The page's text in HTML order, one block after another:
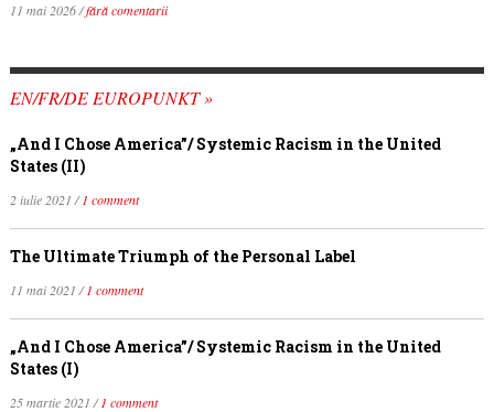
11 mai 2026 /fără comentarii
EN/FR/DE EUROPUNKT »
„And I Chose America”/ Systemic Racism in the United
States (II)
2 iulie 2021 /1 comment
The Ultimate Triumph of the Personal Label
11 mai 2021 /1 comment
„And I Chose America”/ Systemic Racism in the United
States (I)
25 martie 2021 /1 comment